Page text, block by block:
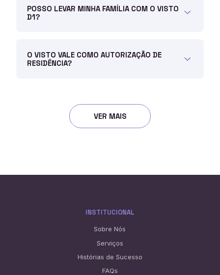
POSSO LEVAR MINHA FAMÍLIA COM O VISTO
D1?
O VISTO VALE COMO AUTORIZAÇÃO DE
RESIDÊNCIA?
VER MAIS
INSTITUCIONAL
Sobre Nós
Serviços
Histórias de Sucesso
FAQs